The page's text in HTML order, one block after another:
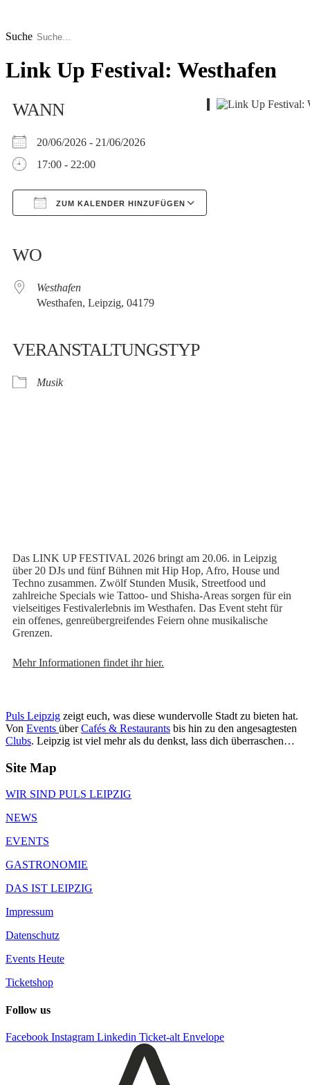
springen
Suche
Link Up Festival: Westhafen
WANN
20/06/2026 - 21/06/2026
17:00 - 22:00
ZUM KALENDER HINZUFÜGEN
WO
Westhafen
Westhafen, Leipzig, 04179
VERANSTALTUNGSTYP
Musik
Das LINK UP FESTIVAL 2026 bringt am 20.06. in Leipzig
über 20 DJs und fünf Bühnen mit Hip Hop, Afro, House und
Techno zusammen. Zwölf Stunden Musik, Streetfood und
zahlreiche Specials wie Tattoo- und Shisha-Areas sorgen für ein
vielseitiges Festivalerlebnis im Westhafen. Das Event steht für
ein offenes, genreübergreifendes Feiern ohne musikalische
Grenzen.
Mehr Informationen findet ihr hier.
Puls Leipzig zeigt euch, was diese wundervolle Stadt zu bieten hat.
Von Events überCafés & Restaurants bis hin zu den angesagtesten
Clubs. Leipzig ist viel mehr als du denkst, lass dich überraschen…
Site Map
WIR SIND PULS LEIPZIG
NEWS
EVENTS
GASTRONOMIE
DAS IST LEIPZIG
Impressum
Datenschutz
Events Heute
Ticketshop
Follow us
Facebook Instagram Linkedin Ticket-alt Envelope